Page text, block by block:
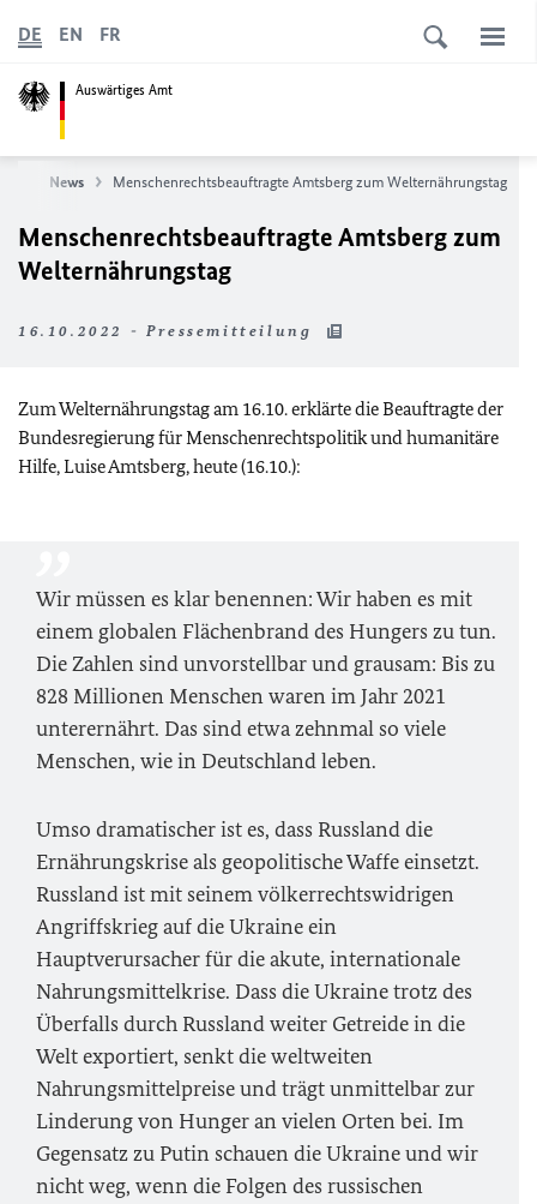
Auswärtiges Amt
DE EN FR
News Menschenrechtsbeauftragte Amtsberg zum Welternährungstag
Menschenrechtsbeauftragte Amtsberg zum
Welternährungstag
16.10.2022 - Pressemitteilung
Zum Welternährungstag am 16.10. erklärte die Beauftragte der
Bundesregierung für Menschenrechtspolitik und humanitäre
Hilfe, Luise Amtsberg, heute (16.10.):
Wir müssen es klar benennen: Wir haben es mit
einem globalen Flächenbrand des Hungers zu tun.
Die Zahlen sind unvorstellbar und grausam: Bis zu
828 Millionen Menschen waren im Jahr 2021
unterernährt. Das sind etwa zehnmal so viele
Menschen, wie in Deutschland leben.
Umso dramatischer ist es, dass Russland die
Ernährungskrise als geopolitische Waffe einsetzt.
Russland ist mit seinem völkerrechtswidrigen
Angriffskrieg auf die Ukraine ein
Hauptverursacher für die akute, internationale
Nahrungsmittelkrise. Dass die Ukraine trotz des
Überfalls durch Russland weiter Getreide in die
Welt exportiert, senkt die weltweiten
Nahrungsmittelpreise und trägt unmittelbar zur
Linderung von Hunger an vielen Orten bei. Im
Gegensatz zu Putin schauen die Ukraine und wir
nicht weg, wenn die Folgen des russischen